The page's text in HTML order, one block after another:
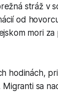
stráž v
od
mori
hodinách,
sa